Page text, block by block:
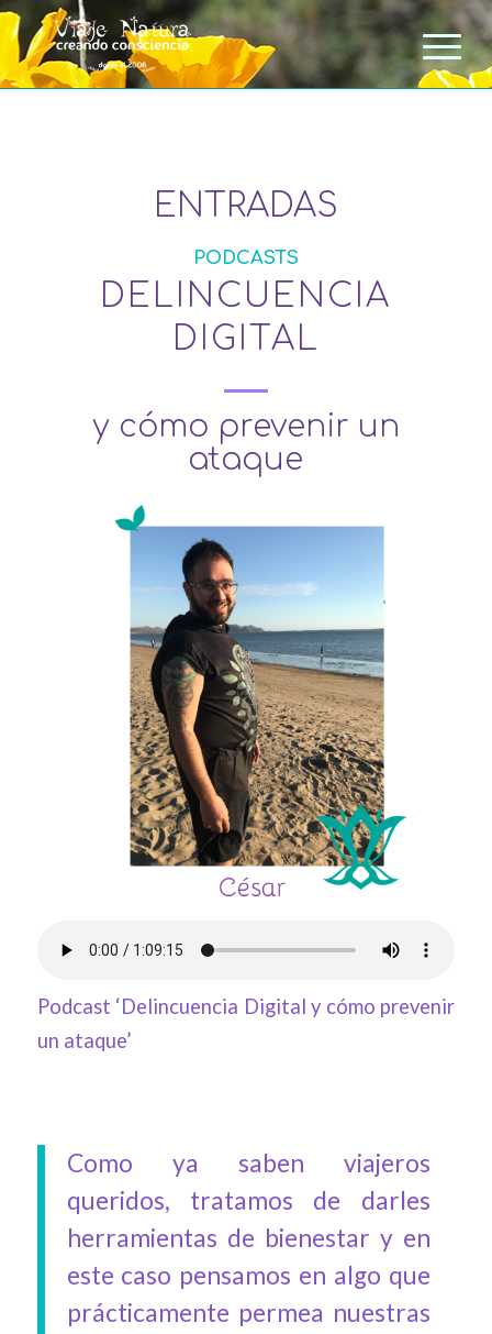
ENTRADAS
PODCASTS
DELINCUENCIA
DIGITAL
y cómo prevenir un
ataque
Podcast ‘Delincuencia Digital y cómo prevenir
un ataque’
Como ya saben viajeros
queridos, tratamos de darles
herramientas de bienestar y en
este caso pensamos en algo que
prácticamente permea nuestras